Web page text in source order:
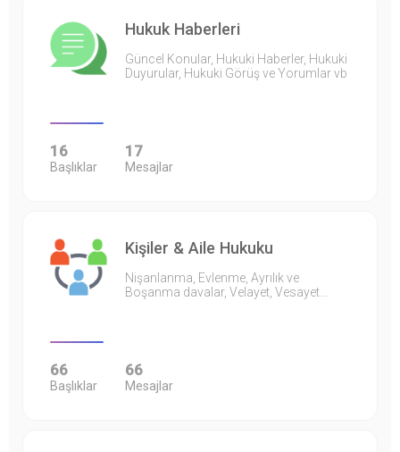
Hukuk Haberleri
Güncel Konular, Hukuki Haberler, Hukuki
Duyurular, Hukuki Görüş ve Yorumlar vb
16
Başlıklar
17
Mesajlar
Kişiler & Aile Hukuku
Nişanlanma, Evlenme, Ayrılık ve
Boşanma davalar, Velayet, Vesayet…
66
Başlıklar
66
Mesajlar